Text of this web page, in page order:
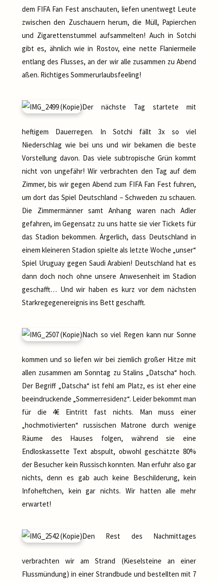
dem FIFA Fan Fest anschauten, liefen unentwegt Leute
zwischen den Zuschauern herum, die Müll, Papierchen
und Zigarettenstummel aufsammelten! Auch in Sotchi
gibt es, ähnlich wie in Rostov, eine nette Flaniermeile
entlang des Flusses, an der wir alle zusammen zu Abend
aßen. Richtiges Sommerurlaubsfeeling!
Der nächste Tag startete mit
heftigem Dauerregen. In Sotchi fällt 3x so viel
Niederschlag wie bei uns und wir bekamen die beste
Vorstellung davon. Das viele subtropische Grün kommt
nicht von ungefähr! Wir verbrachten den Tag auf dem
Zimmer, bis wir gegen Abend zum FIFA Fan Fest fuhren,
um dort das Spiel Deutschland – Schweden zu schauen.
Die Zimmermänner samt Anhang waren nach Adler
gefahren, im Gegensatz zu uns hatte sie vier Tickets für
das Stadion bekommen. Ärgerlich, dass Deutschland in
einem kleineren Stadion spielte als letzte Woche „unser“
Spiel Uruguay gegen Saudi Arabien! Deutschland hat es
dann doch noch ohne unsere Anwesenheit im Stadion
geschafft… Und wir haben es kurz vor dem nächsten
Starkregegenereignis ins Bett geschafft.
Nach so viel Regen kann nur Sonne
kommen und so liefen wir bei ziemlich großer Hitze mit
allen zusammen am Sonntag zu Stalins „Datscha“ hoch.
Der Begriff „Datscha“ ist fehl am Platz, es ist eher eine
beeindruckende „Sommerresidenz“. Leider bekommt man
für die 4€ Eintritt fast nichts. Man muss einer
„hochmotivierten“ russischen Matrone durch wenige
Räume des Hauses folgen, während sie eine
Endloskassette Text abspult, obwohl geschätzte 80%
der Besucher kein Russisch konnten. Man erfuhr also gar
nichts, denn es gab auch keine Beschilderung, kein
Infoheftchen, kein gar nichts. Wir hatten alle mehr
erwartet!
Den Rest des Nachmittages
verbrachten wir am Strand (Kieselsteine an einer
Flussmündung) in einer Strandbude und bestellten mit 7